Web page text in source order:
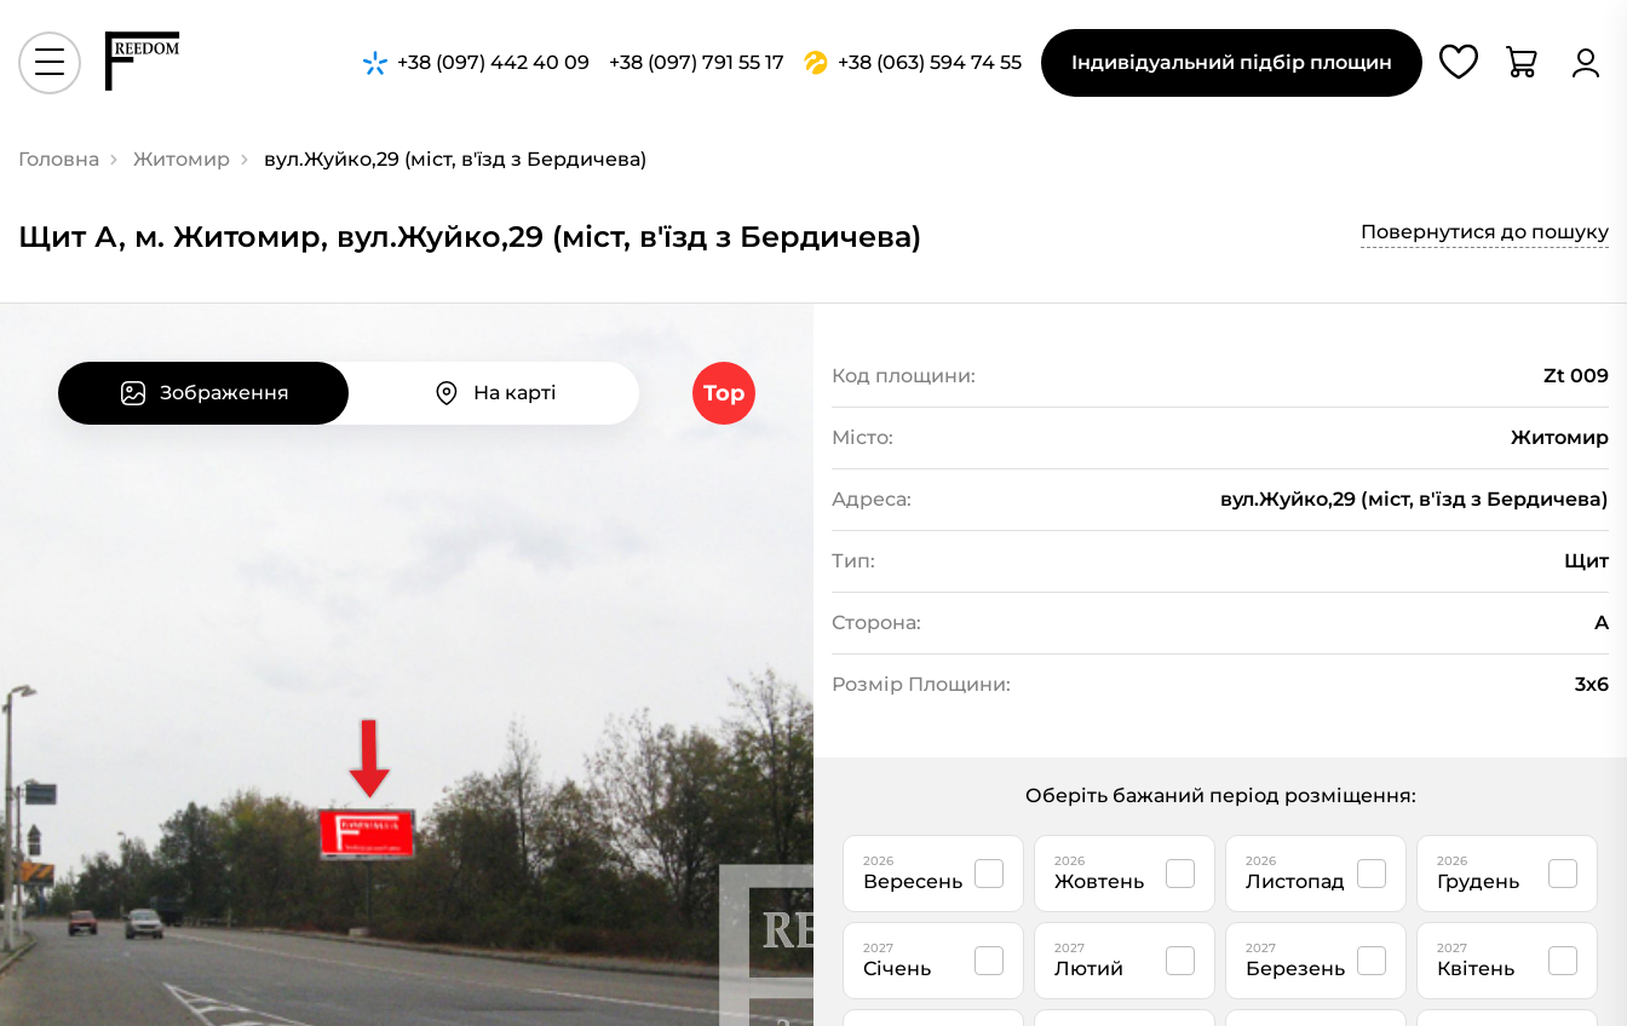
+38 (097) 442 40 09 +38 (097) 791 55 17 +38 (063) 594 74 55 Індивідуальний підбір площин
Головна Житомир вул.Жуйко,29 (міст, в'їзд з Бердичева)
Щит А, м. Житомир, вул.Жуйко,29 (міст, в'їзд з Бердичева) Повернутися до пошуку
Зображення На карті Top
Код площини: Zt 009
Місто: Житомир
Адреса: вул.Жуйко,29 (міст, в'їзд з Бердичева)
Тип: Щит
Сторона: А
Розмір Площини: 3х6
Оберіть бажаний період розміщення:
2026
Вересень
2026
Жовтень
2026
Листопад
2026
Грудень
2027
Січень
2027
Лютий
2027
Березень
2027
Квітень